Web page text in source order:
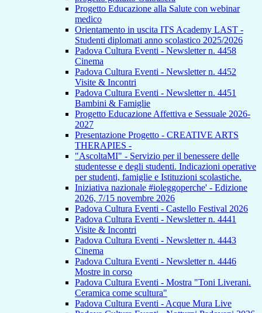
Progetto Educazione alla Salute con webinar
medico
Orientamento in uscita ITS Academy LAST -
Studenti diplomati anno scolastico 2025/2026
Padova Cultura Eventi - Newsletter n. 4458
Cinema
Padova Cultura Eventi - Newsletter n. 4452
Visite & Incontri
Padova Cultura Eventi - Newsletter n. 4451
Bambini & Famiglie
Progetto Educazione Affettiva e Sessuale 2026-
2027
Presentazione Progetto - CREATIVE ARTS
THERAPIES -
"AscoltaMI" - Servizio per il benessere delle
studentesse e degli studenti. Indicazioni operative
per studenti, famiglie e Istituzioni scolastiche.
Iniziativa nazionale #ioleggoperche' - Edizione
2026, 7/15 novembre 2026
Padova Cultura Eventi - Castello Festival 2026
Padova Cultura Eventi - Newsletter n. 4441
Visite & Incontri
Padova Cultura Eventi - Newsletter n. 4443
Cinema
Padova Cultura Eventi - Newsletter n. 4446
Mostre in corso
Padova Cultura Eventi - Mostra "Toni Liverani.
Ceramica come scultura"
Padova Cultura Eventi - Acque Mura Live